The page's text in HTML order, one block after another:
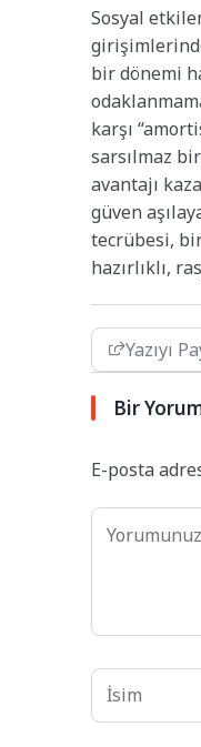
Sosyal
bir dönemi
karşı
sarsılmaz
avantajı
güven
tecrübesi,
hazırlıklı,
Yazıyı
Bir
E-posta